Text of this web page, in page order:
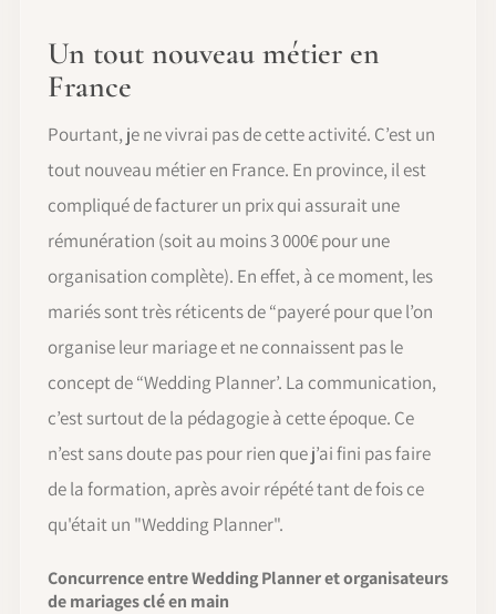
Un tout nouveau métier en
France
Pourtant, je ne vivrai pas de cette activité. C’est un
tout nouveau métier en France. En province, il est
compliqué de facturer un prix qui assurait une
rémunération (soit au moins 3 000€ pour une
organisation complète). En effet, à ce moment, les
mariés sont très réticents de “payeré pour que l’on
organise leur mariage et ne connaissent pas le
concept de “Wedding Planner’. La communication,
c’est surtout de la pédagogie à cette époque. Ce
n’est sans doute pas pour rien que j’ai fini pas faire
de la formation, après avoir répété tant de fois ce
qu'était un "Wedding Planner".
Concurrence entre Wedding Planner et organisateurs
de mariages clé en main